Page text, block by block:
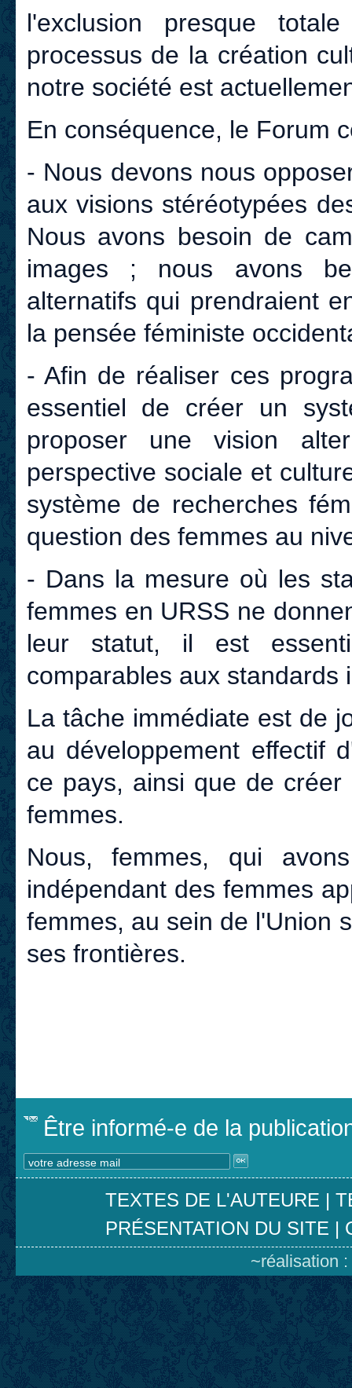
l'exclusion presque
processus de la création
notre société est
En conséquence, le Forum
- Nous devons nous
aux visions stéréotypées
Nous avons besoin de
images ; nous avons
alternatifs qui prendraient
la pensée féministe
- Afin de réaliser ces
essentiel de créer un
proposer une vision
perspective sociale et
système de recherches
question des femmes au
- Dans la mesure où les
femmes en URSS ne
leur statut, il est
comparables aux standards
La tâche immédiate est de
au développement effectif
ce pays, ainsi que de
femmes.
Nous, femmes, qui
indépendant des femmes
femmes, au sein de l'Union
ses frontières.
Être informé-e de la
TEXTES DE L'AUTEURE |
PRÉSENTATION DU SITE |
~réalisation